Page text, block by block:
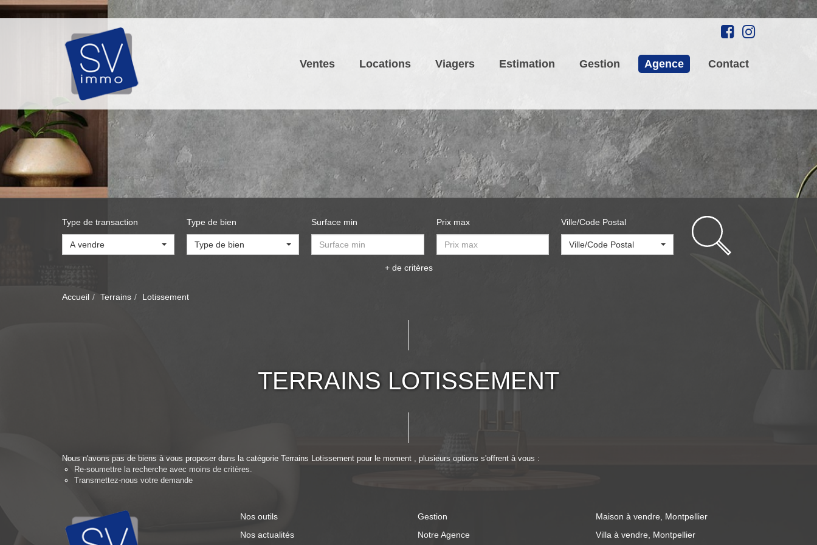
Ventes Locations Viagers Estimation Gestion Agence Contact
Type de transaction
A vendre
Type de bien
Type de bien
Surface min Prix max Ville/Code Postal
Ville/Code Postal
+ de critères
Accueil Terrains Lotissement
TERRAINS LOTISSEMENT
Nous n'avons pas de biens à vous proposer dans la catégorie Terrains Lotissement pour le moment , plusieurs options s'offrent à vous :
Re-soumettre la recherche avec moins de critères.
Transmettez-nous votre demande
Nos outils
Nos actualités
Gestion
Notre Agence
Maison à vendre, Montpellier
Villa à vendre, Montpellier